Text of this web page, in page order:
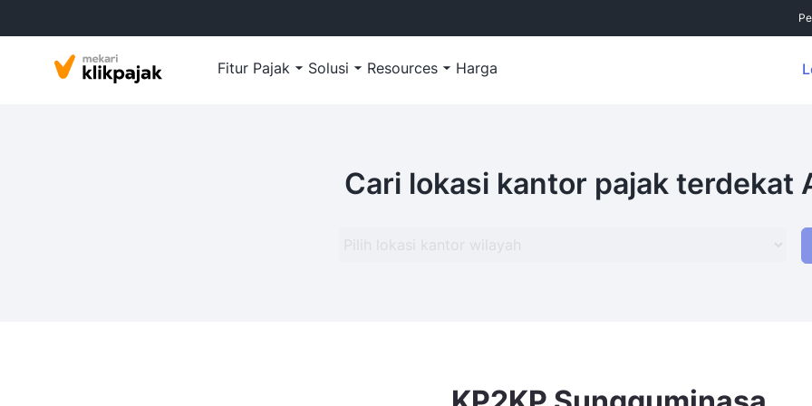
Fitur Pajak Solusi Resources Harga
Cari lokasi kantor pajak terdekat